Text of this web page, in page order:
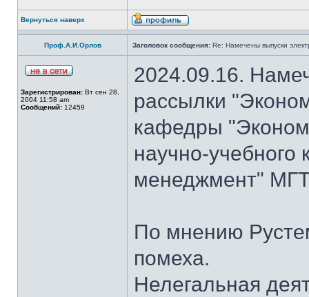
Вернуться наверх
Проф.А.И.Орлов Заголовок сообщения: Re: Намечены выпуски
Зарегистрирован: Вт сен 28,
2004 11:58 am
Сообщений: 12459
2024.09.16.
рассылки
кафедры
научно-
менеджмент"
По мнению
помеха.
Нелегальная